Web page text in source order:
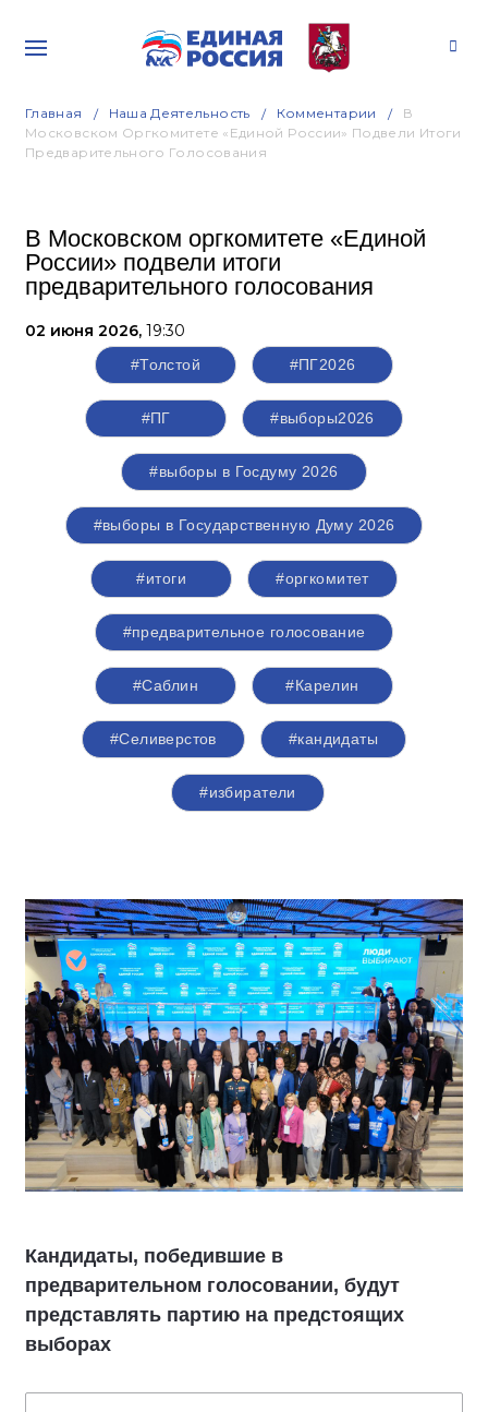
Главная Наша Деятельность Комментарии
В
Московском Оргкомитете «Единой России» Подвели Итоги
Предварительного Голосования
В Московском оргкомитете «Единой
России» подвели итоги
предварительного голосования
02 июня 2026, 19:30
#Толстой #ПГ2026
#ПГ #выборы2026
#выборы в Госдуму 2026
#выборы в Государственную Думу 2026
#итоги #оргкомитет
#предварительное голосование
#Саблин #Карелин
#Селиверстов #кандидаты
#избиратели
Кандидаты, победившие в
предварительном голосовании, будут
представлять партию на предстоящих
выборах